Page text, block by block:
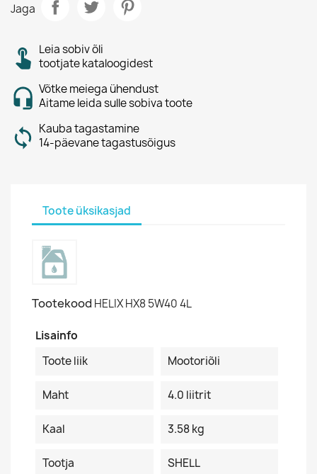
Jaga
Leia sobiv õli
tootjate kataloogidest
Võtke meiega ühendust
Aitame leida sulle sobiva toote
Kauba tagastamine
14-päevane tagastusõigus
Toote üksikasjad
Tootekood HELIX HX8 5W40 4L
Lisainfo
Toote liik
Mootoriõli
Maht 4.0 liitrit
Kaal 3.58 kg
Tootja SHELL